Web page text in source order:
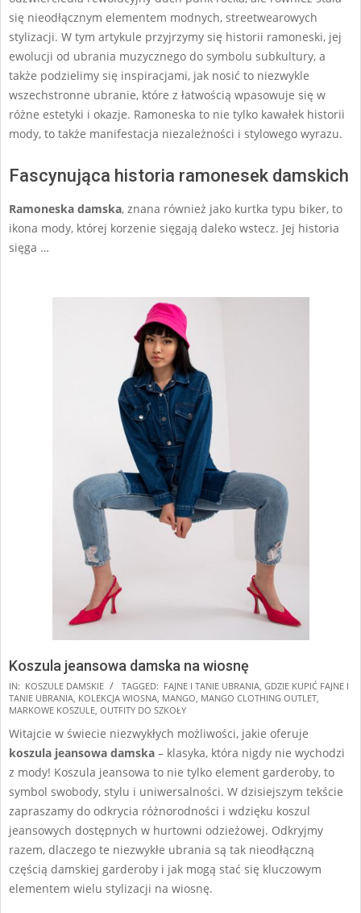
się nieodłącznym elementem modnych, streetwearowych
stylizacji. W tym artykule przyjrzymy się historii ramoneski, jej
ewolucji od ubrania muzycznego do symbolu subkultury, a
także podzielimy się inspiracjami, jak nosić to niezwykle
wszechstronne ubranie, które z łatwością wpasowuje się w
różne estetyki i okazje. Ramoneska to nie tylko kawałek historii
mody, to także manifestacja niezależności i stylowego wyrazu.
Fascynująca historia ramonesek damskich
Ramoneska damska, znana również jako kurtka typu biker, to
ikona mody, której korzenie sięgają daleko wstecz. Jej historia
sięga …
Koszula jeansowa damska na wiosnę
2024-
10-
IN: KOSZULE DAMSKIE TAGGED: FAJNE I TANIE UBRANIA GDZIE KUPIĆ FAJNE I
TANIE UBRANIA KOLEKCJA WIOSNA MANGO MANGO CLOTHING OUTLET
MARKOWE KOSZULE OUTFITY DO SZKOŁY
Witajcie w świecie niezwykłych możliwości, jakie oferuje
koszula jeansowa damska – klasyka, która nigdy nie wychodzi
z mody! Koszula jeansowa to nie tylko element garderoby, to
symbol swobody, stylu i uniwersalności. W dzisiejszym tekście
zapraszamy do odkrycia różnorodności i wdzięku koszul
jeansowych dostępnych w hurtowni odzieżowej. Odkryjmy
razem, dlaczego te niezwykłe ubrania są tak nieodłączną
częścią damskiej garderoby i jak mogą stać się kluczowym
elementem wielu stylizacji na wiosnę.